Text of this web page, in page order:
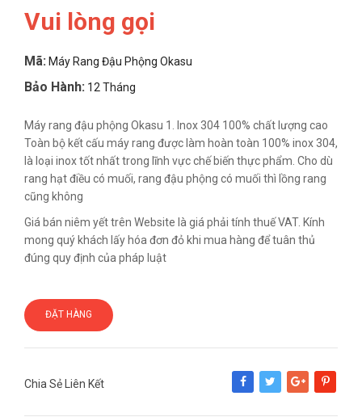
Vui lòng gọi
Mã: Máy Rang Đậu Phộng Okasu
Bảo Hành: 12 Tháng
Máy rang đậu phộng Okasu 1. Inox 304 100% chất lượng cao
Toàn bộ kết cấu máy rang được làm hoàn toàn 100% inox 304,
là loại inox tốt nhất trong lĩnh vực chế biến thực phẩm. Cho dù
rang hạt điều có muối, rang đậu phộng có muối thì lồng rang
cũng không
Giá bán niêm yết trên Website là giá phải tính thuế VAT. Kính
mong quý khách lấy hóa đơn đỏ khi mua hàng để tuân thủ
đúng quy định của pháp luật
ĐẶT HÀNG
Chia Sẻ Liên Kết
Share Tweet Google+Pinterest